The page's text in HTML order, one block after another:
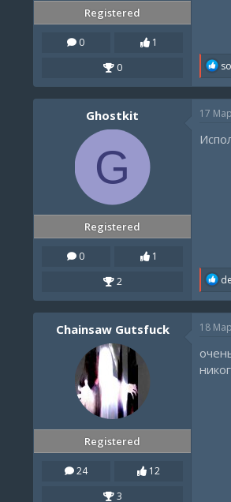
Registered
0
1
0
R
a
c
t
o
Ghostkit
G
Registered
0
1
2
17
R
a
c
t
o
n
Chainsaw Gutsfuck
Registered
24
12
3
18